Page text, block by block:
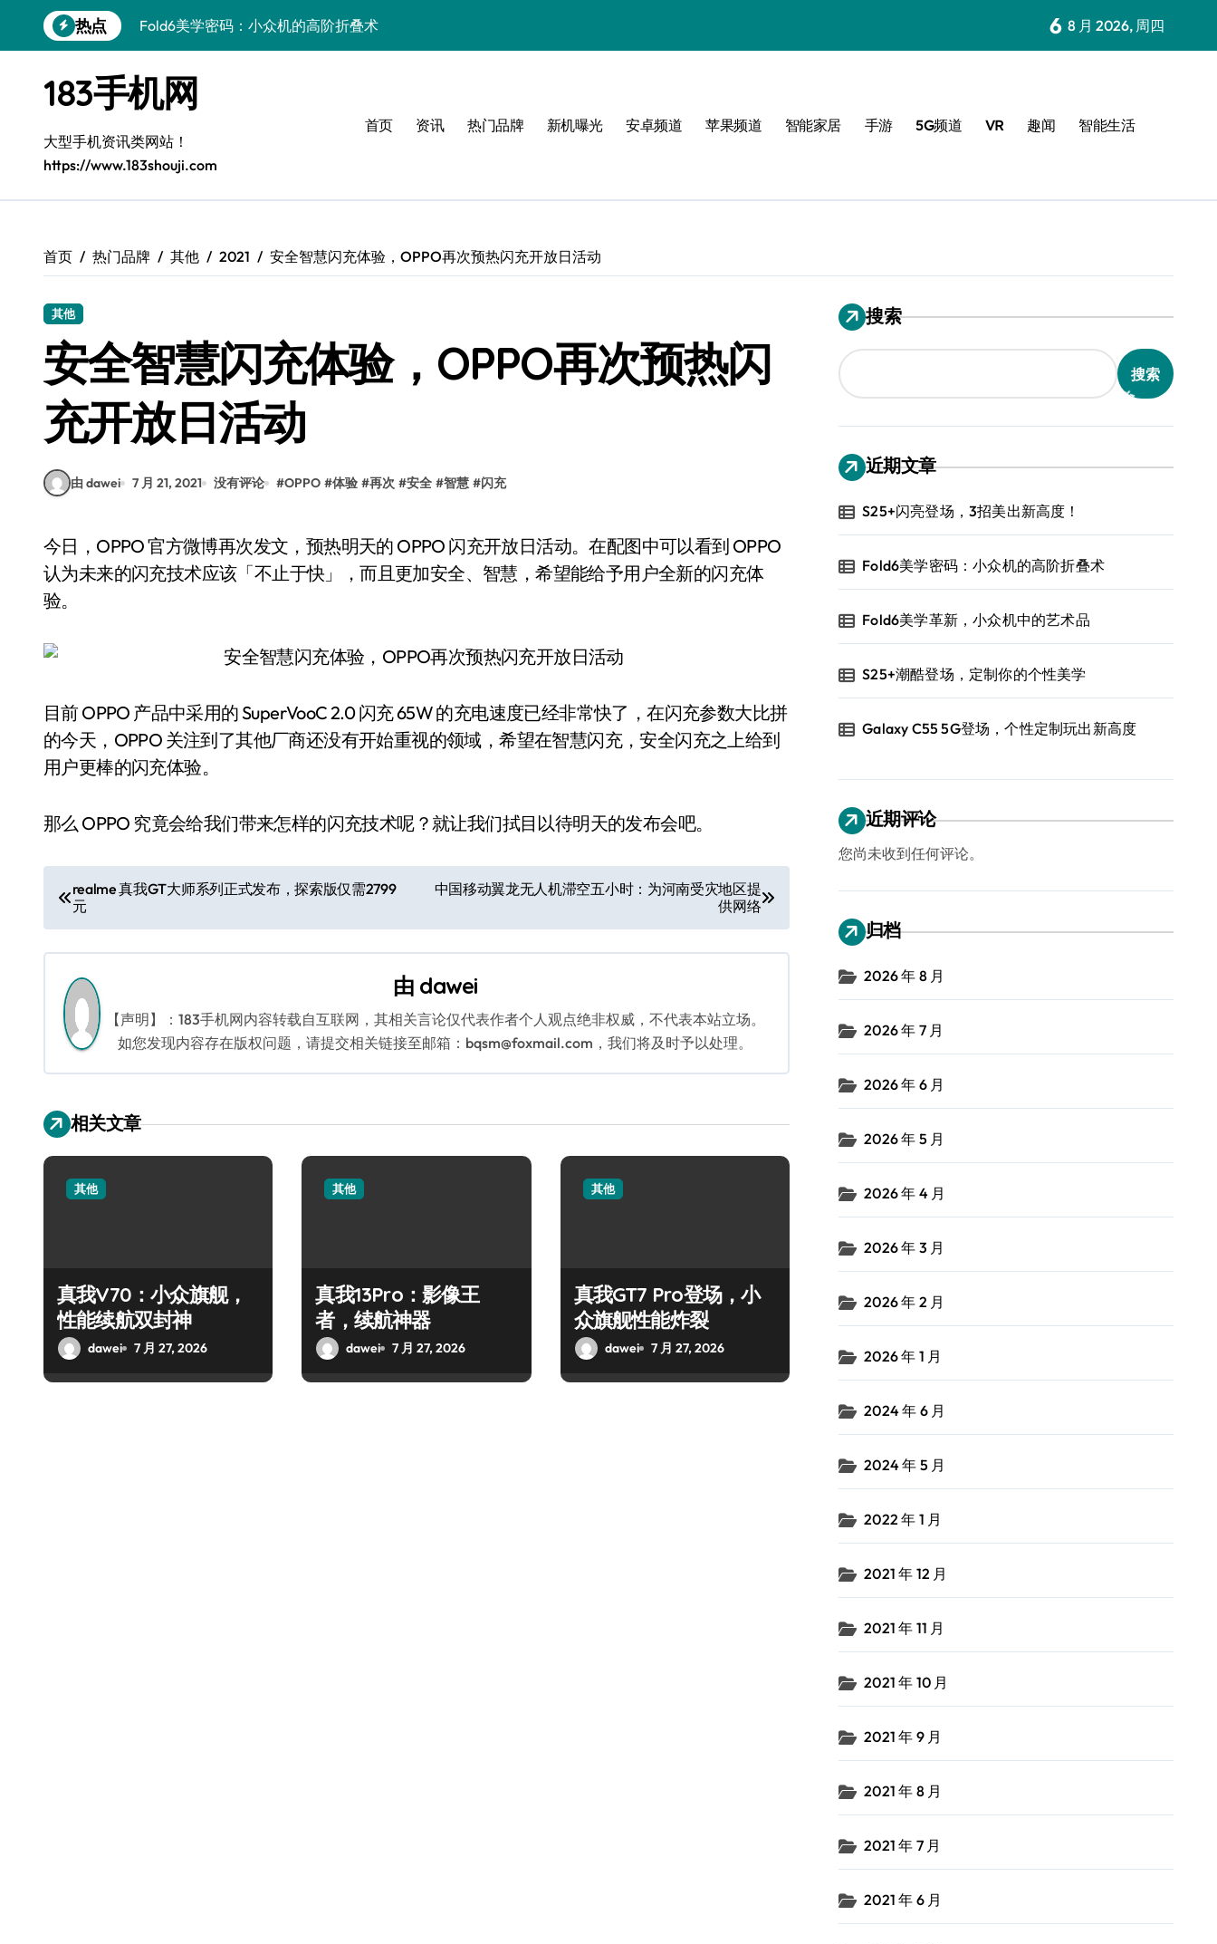
到
热点
Fold6美学密码：小众机的高阶折叠术
S25+潮酷登场，定制你的个性美学
Galaxy C55 5G登场，个性定制玩出新高度
A56 5G潮美进化论：小众机也能玩出高级感
三星W26奢华秘籍：小众旗舰的尊贵解锁术
极简之选：荣耀Magic V6深度体验
S25+闪亮登场，3招美出新高度！
6 8 月 2026, 周四
183手机网
大型手机资讯类网站！
https://www.183shouji.com
首页 资讯 热门品牌 新机曝光 安卓频道 苹果频道 智能家居 手游 5G频道 VR 趣闻 智能生活
首页 热门品牌 其他 2021 安全智慧闪充体验，OPPO再次预热闪充开放日活动
其他
安全智慧闪充体验，OPPO再次预热闪
充开放日活动
由 dawei 7 月 21, 2021 没有评论 #OPPO #体验 #再次 #安全 #智慧 #闪充
今日，OPPO 官方微博再次发文，预热明天的 OPPO 闪充开放日活动。在配图中可以看到 OPPO
认为未来的闪充技术应该「不止于快」，而且更加安全、智慧，希望能给予用户全新的闪充体
验。
目前 OPPO 产品中采用的 SuperVooC 2.0 闪充 65W 的充电速度已经非常快了，在闪充参数大比拼
的今天，OPPO 关注到了其他厂商还没有开始重视的领域，希望在智慧闪充，安全闪充之上给到
用户更棒的闪充体验。
那么 OPPO 究竟会给我们带来怎样的闪充技术呢？就让我们拭目以待明天的发布会吧。
文
章
导
航
realme 真我GT大师系列正式发布，探索版仅需2799
元
中国移动翼龙无人机滞空五小时：为河南受灾地区提
供网络
由 dawei
【声明】：183手机网内容转载自互联网，其相关言论仅代表作者个人观点绝非权威，不代表本站立场。
如您发现内容存在版权问题，请提交相关链接至邮箱：bqsm@foxmail.com，我们将及时予以处理。
相关文章
其他
真我V70：小众旗舰，
性能续航双封神
dawei 7 月 27, 2026
其他
真我13Pro：影像王
者，续航神器
dawei 7 月 27, 2026
其他
真我GT7 Pro登场，小
众旗舰性能炸裂
dawei 7 月 27, 2026
搜索
搜索
近期文章
S25+闪亮登场，3招美出新高度！
Fold6美学密码：小众机的高阶折叠术
Fold6美学革新，小众机中的艺术品
S25+潮酷登场，定制你的个性美学
Galaxy C55 5G登场，个性定制玩出新高度
近期评论
您尚未收到任何评论。
归档
2026 年 8 月
2026 年 7 月
2026 年 6 月
2026 年 5 月
2026 年 4 月
2026 年 3 月
2026 年 2 月
2026 年 1 月
2024 年 6 月
2024 年 5 月
2022 年 1 月
2021 年 12 月
2021 年 11 月
2021 年 10 月
2021 年 9 月
2021 年 8 月
2021 年 7 月
2021 年 6 月